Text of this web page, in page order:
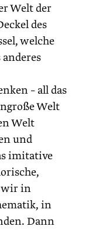
Welt der
des
welche
– all das
Welt
Welt
und
imitative
wir in
in
Dann